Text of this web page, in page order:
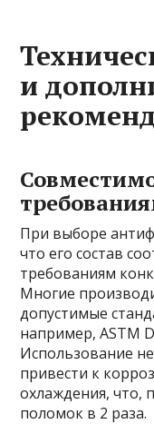
и
При выборе
что его состав
требованиям
Многие
допустимые
например, ASTM
Использование
привести к
охлаждения, что,
поломок в 2 раза.